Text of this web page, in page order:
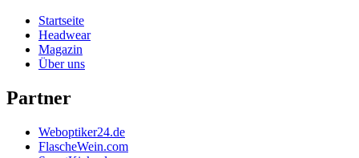
Startseite
Headwear
Magazin
Über uns
Partner
Weboptiker24.de
FlascheWein.com